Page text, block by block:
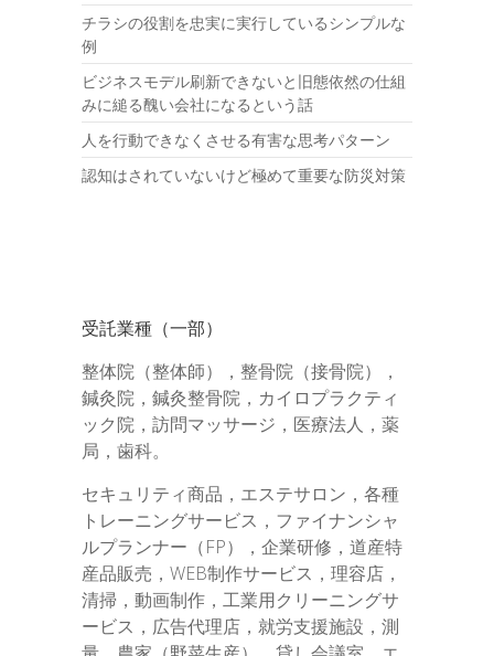
チラシの役割を忠実に実行しているシンプルな
例
ビジネスモデル刷新できないと旧態依然の仕組
みに縋る醜い会社になるという話
人を行動できなくさせる有害な思考パターン
認知はされていないけど極めて重要な防災対策
受託業種（一部）
整体院（整体師），整骨院（接骨院），
鍼灸院，鍼灸整骨院，カイロプラクティ
ック院，訪問マッサージ，医療法人，薬
局，歯科。
セキュリティ商品，エステサロン，各種
トレーニングサービス，ファイナンシャ
ルプランナー（FP），企業研修，道産特
産品販売，WEB制作サービス，理容店，
清掃，動画制作，工業用クリーニングサ
ービス，広告代理店，就労支援施設，測